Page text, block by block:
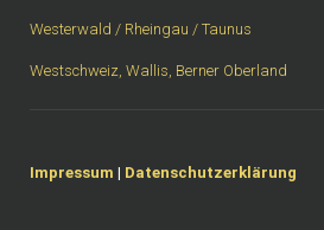
Westerwald / Rheingau / Taunus
Westschweiz, Wallis, Berner Oberland
Impressum | Datenschutzerklärung